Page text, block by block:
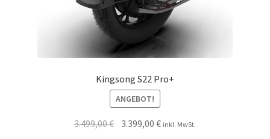
Kingsong S22 Pro+
ANGEBOT!
3.499,00€ 3.399,00€ inkl. MwSt.